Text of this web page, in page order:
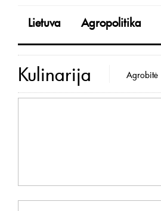
Lietuva Agropolitika
Kulinarija Agrobitė